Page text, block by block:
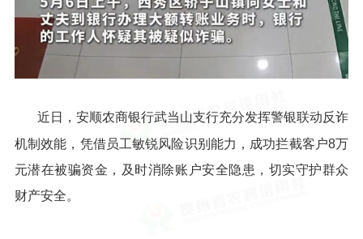
近日，安顺农商银行武当山支行充分发挥警银联动反诈
机制效能，凭借员工敏锐风险识别能力，成功拦截客户8万
元潜在被骗资金，及时消除账户安全隐患，切实守护群众
财产安全。